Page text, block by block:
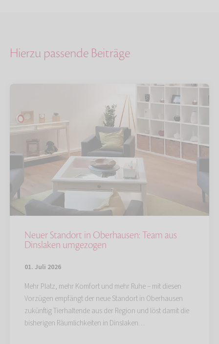
Hierzu passende Beiträge
Neuer Standort in Oberhausen: Team aus
Dinslaken umgezogen
01. Juli 2026
Mehr Platz, mehr Komfort und mehr Ruhe – mit diesen
Vorzügen empfängt der neue Standort in Oberhausen
zukünftig Tierhaltende aus der Region und löst damit die
bisherigen Räumlichkeiten in Dinslaken…